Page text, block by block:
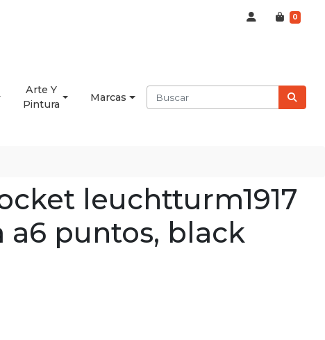
0
Arte Y
Pintura
Marcas
leuchtturm1917
a6 puntos, black